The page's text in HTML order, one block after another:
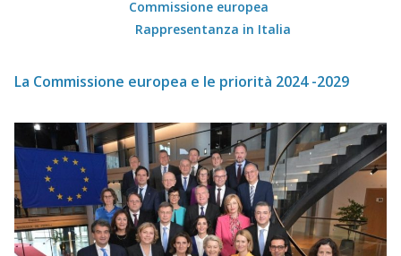
Commissione europea
Rappresentanza in Italia
La Commissione europea e le priorità 2024 -2029